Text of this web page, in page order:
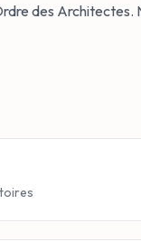
des